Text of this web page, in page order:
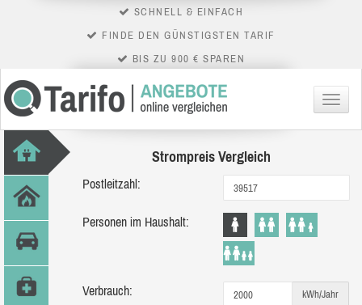
SCHNELL & EINFACH
FINDE DEN GÜNSTIGSTEN TARIF
BIS ZU 900 € SPAREN
Menü
Strompreis Vergleich
Postleitzahl:
Personen im Haushalt:
Verbrauch: kWh/Jahr